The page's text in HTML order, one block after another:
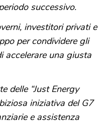
successivo.
investitori privati e
per condividere gli
accelerare una giusta
delle “Just Energy
iniziativa del G7
e assistenza